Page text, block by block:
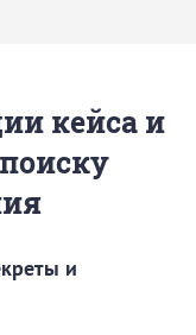
кейса и
и